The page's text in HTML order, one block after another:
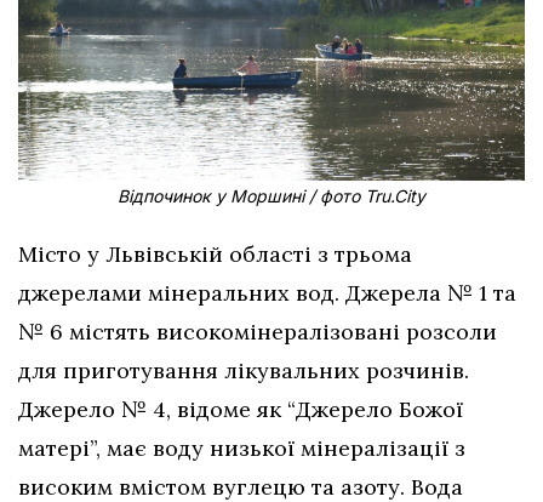
Відпочинок у Моршині / фото Tru.City
Місто у Львівській області з трьома
джерелами мінеральних вод. Джерела № 1 та
№ 6 містять високомінералізовані розсоли
для приготування лікувальних розчинів.
Джерело № 4, відоме як “Джерело Божої
матері”, має воду низької мінералізації з
високим вмістом вуглецю та азоту. Вода